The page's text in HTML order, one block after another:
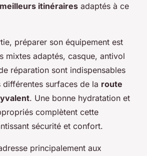
meilleurs itinéraires adaptés à ce
préparer son équipement est
mixtes adaptés, casque, antivol
réparation sont indispensables
surfaces de la route
. Une bonne hydratation et
complètent cette
sécurité et confort.
principalement aux